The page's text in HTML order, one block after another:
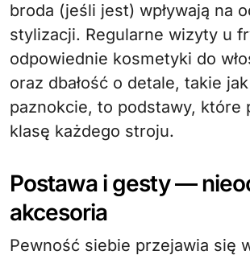
broda (jeśli jest) wpływają na
stylizacji. Regularne wizyty u
odpowiednie kosmetyki do
oraz dbałość o detale, takie
paznokcie, to podstawy, które
klasę każdego stroju.
Postawa i gesty —
akcesoria
Pewność siebie przejawia się